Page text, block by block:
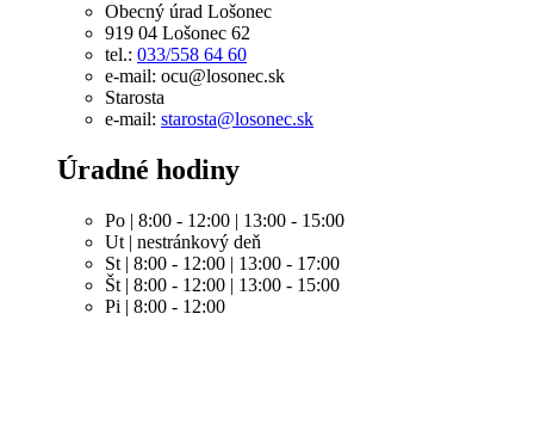
Obecný úrad Lošonec
919 04 Lošonec 62
tel.: 033/558 64 60
e-mail: ocu@losonec.sk
Starosta
e-mail: starosta@losonec.sk
Úradné hodiny
Po | 8:00 - 12:00 | 13:00 - 15:00
Ut | nestránkový deň
St | 8:00 - 12:00 | 13:00 - 17:00
Št | 8:00 - 12:00 | 13:00 - 15:00
Pi | 8:00 - 12:00